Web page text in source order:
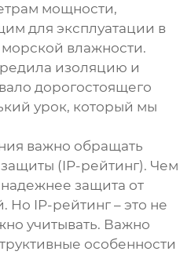
мощности,
для эксплуатации в
влажности.
изоляцию и
дорогостоящего
урок, который мы
важно обращать
(IP-рейтинг). Чем
защита от
Но IP-рейтинг – это не
учитывать. Важно
особенности